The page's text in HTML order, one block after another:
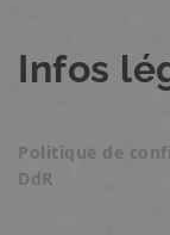
Infos
Politique de
DdR